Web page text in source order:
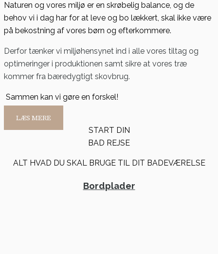
Naturen og vores miljø er en skrøbelig balance, og de
behov vi i dag har for at leve og bo lækkert, skal ikke være
på bekostning af vores børn og efterkommere.
Derfor tænker vi miljøhensynet ind i alle vores tiltag og
optimeringer i produktionen samt sikre at vores træ
kommer fra bæredygtigt skovbrug.
Sammen kan vi gøre en forskel!
LÆS MERE
START DIN
BAD REJSE
ALT HVAD DU SKAL BRUGE TIL DIT BADEVÆRELSE
Bordplader